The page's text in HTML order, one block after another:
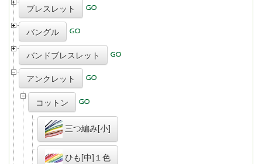
ブレスレット
バングル
バンドブレスレット
アンクレット
コットン
三つ編み[小]
ひも[中]１色